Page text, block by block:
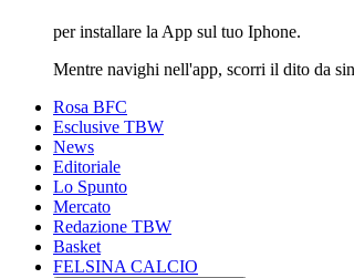
per installare la App sul tuo Iphone.
Mentre navighi nell'app, scorri il dito da
Rosa BFC
Esclusive TBW
News
Editoriale
Lo Spunto
Mercato
Redazione TBW
Basket
FELSINA CALCIO